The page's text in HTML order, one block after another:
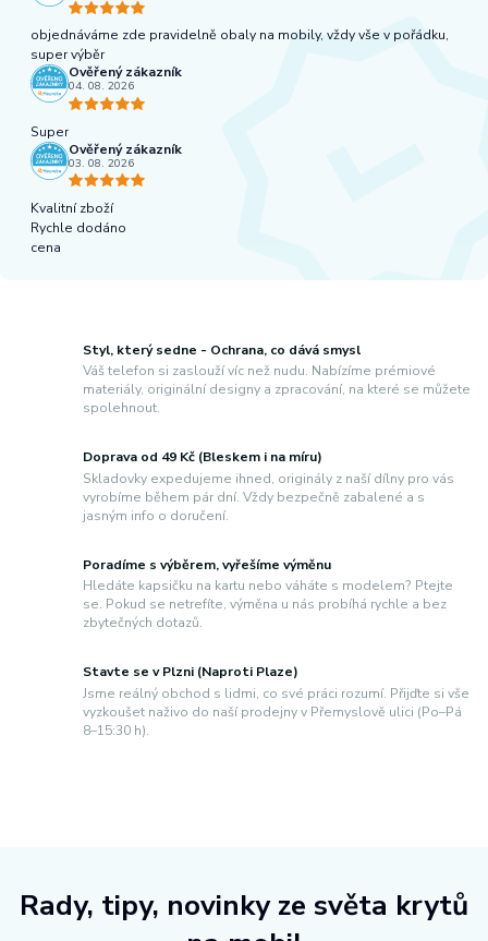
Styl, který sedne - Ochrana, co dává smysl
Váš telefon si zaslouží víc než nudu. Nabízíme prémiové
materiály, originální designy a zpracování, na které se můžete
spolehnout.
Doprava od 49 Kč (Bleskem i na míru)
Skladovky expedujeme ihned, originály z naší dílny pro vás
vyrobíme během pár dní. Vždy bezpečně zabalené a s
jasným info o doručení.
Poradíme s výběrem, vyřešíme výměnu
Hledáte kapsičku na kartu nebo váháte s modelem? Ptejte
se. Pokud se netrefíte, výměna u nás probíhá rychle a bez
zbytečných dotazů.
Stavte se v Plzni (Naproti Plaze)
Jsme reálný obchod s lidmi, co své práci rozumí. Přijďte si vše
vyzkoušet naživo do naší prodejny v Přemyslově ulici (Po–Pá
8–15:30 h).
objednáváme zde pravidelně obaly na mobily, vždy vše v pořádku,
super výběr
Ověřený zákazník
04. 08. 2026
Super
Ověřený zákazník
03. 08. 2026
Kvalitní zboží
Rychle dodáno
cena
Rady, tipy, novinky ze světa krytů